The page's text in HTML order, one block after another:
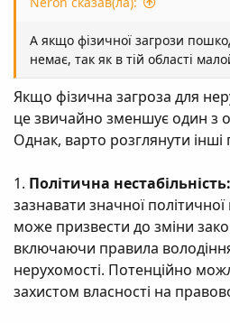
А якщо фізичної загрози
немає, так як в тій області
Якщо фізична загроза для
це звичайно зменшує один з
Однак, варто розглянути інші
1. Політична нестабільність:
зазнавати значної
може призвести до зміни
включаючи правила
нерухомості. Потенційно
захистом власності на